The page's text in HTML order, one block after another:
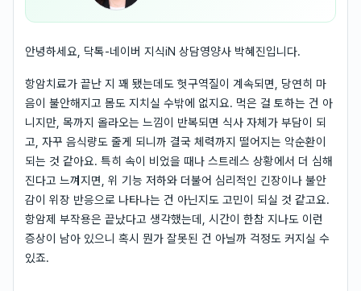
안녕하세요, 닥톡-네이버 지식iN 상담영양사 박혜진입니다.
항암치료가 끝난 지 꽤 됐는데도 헛구역질이 계속되면, 당연히 마
음이 불안해지고 몸도 지치실 수밖에 없지요. 먹은 걸 토하는 건 아
니지만, 목까지 올라오는 느낌이 반복되면 식사 자체가 부담이 되
고, 자꾸 음식량도 줄게 되니까 결국 체력까지 떨어지는 악순환이
되는 것 같아요. 특히 속이 비었을 때나 스트레스 상황에서 더 심해
진다고 느껴지면, 위 기능 저하와 더불어 심리적인 긴장이나 불안
감이 위장 반응으로 나타나는 건 아닌지도 고민이 되실 것 같고요.
항암제 부작용은 끝났다고 생각했는데, 시간이 한참 지나도 이런
증상이 남아 있으니 혹시 뭔가 잘못된 건 아닐까 걱정도 커지실 수
있죠.